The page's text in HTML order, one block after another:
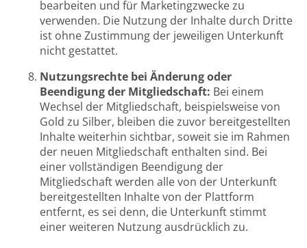
bearbeiten und für Marketingzwecke zu
verwenden. Die Nutzung der Inhalte durch Dritte
ist ohne Zustimmung der jeweiligen Unterkunft
nicht gestattet.
Nutzungsrechte bei Änderung oder
Beendigung der Mitgliedschaft: Bei einem
Wechsel der Mitgliedschaft, beispielsweise von
Gold zu Silber, bleiben die zuvor bereitgestellten
Inhalte weiterhin sichtbar, soweit sie im Rahmen
der neuen Mitgliedschaft enthalten sind. Bei
einer vollständigen Beendigung der
Mitgliedschaft werden alle von der Unterkunft
bereitgestellten Inhalte von der Plattform
entfernt, es sei denn, die Unterkunft stimmt
einer weiteren Nutzung ausdrücklich zu.